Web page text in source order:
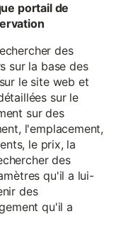
portail de
des
sur la base des
le site web et
sur le
sur des
l'emplacement,
le prix, la
des
qu'il a lui-
des
qu'il a